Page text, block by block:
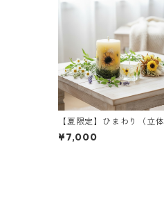
【夏限定】ひまわり（立体
仕上げ）｜ボタニカルキャ
ンドルML＆ミニジェルキャ
¥7,000